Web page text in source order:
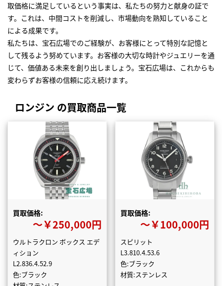
取価格に満足しているという事実は、私たちの努力と献身の証で
す。これは、中間コストを削減し、市場動向を熟知していること
による成果です。
私たちは、宝石広場でのご経験が、お客様にとって特別な記憶と
して残るよう努めています。お客様の大切な時計やジュエリーを通
じて、価値ある未来を創り出しましょう。宝石広場は、これからも
変わらずお客様の信頼に応え続けます。
ロンジン の買取商品一覧
買取価格:
〜￥250,000円
ウルトラクロン ボックス エデ
ィション
L2.836.4.52.9
色:ブラック
買取価格:
〜￥100,000円
スピリット
L3.810.4.53.6
色:ブラック
材質:ステンレス